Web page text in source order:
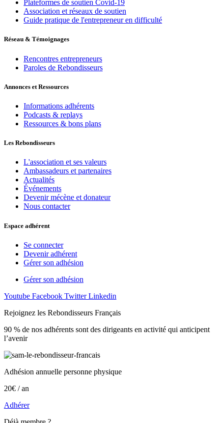
Plateformes de soutien Covid-19
Association et réseaux de soutien
Guide pratique de l'entrepreneur en difficulté
Réseau & Témoignages
Rencontres entrepreneurs
Paroles de Rebondisseurs
Annonces et Ressources
Informations adhérents
Podcasts & replays
Ressources & bons plans
Les Rebondisseurs
L'association et ses valeurs
Ambassadeurs et partenaires
Actualités
Événements
Devenir mécène et donateur
Nous contacter
Espace adhérent
Se connecter
Devenir adhérent
Gérer son adhésion
Gérer son adhésion
Youtube Facebook Twitter Linkedin
Rejoignez les Rebondisseurs Français
90 % de nos adhérents sont des dirigeants en activité qui anticipent
l’avenir
Adhésion annuelle personne physique
20€ / an
Adhérer